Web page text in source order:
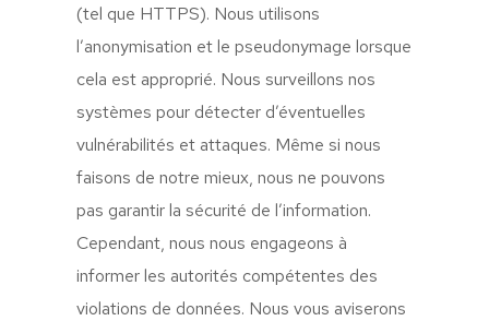
(tel que HTTPS). Nous utilisons
l’anonymisation et le pseudonymage lorsque
cela est approprié. Nous surveillons nos
systèmes pour détecter d’éventuelles
vulnérabilités et attaques. Même si nous
faisons de notre mieux, nous ne pouvons
pas garantir la sécurité de l’information.
Cependant, nous nous engageons à
informer les autorités compétentes des
violations de données. Nous vous aviserons